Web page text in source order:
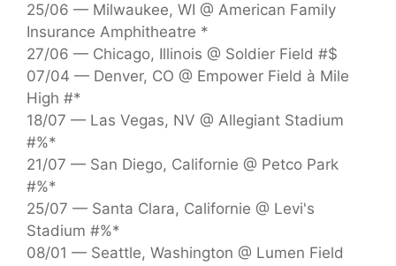
25/06 — Milwaukee, WI @ American Family
Insurance Amphitheatre *
27/06 — Chicago, Illinois @ Soldier Field #$
07/04 — Denver, CO @ Empower Field à Mile
High #*
18/07 — Las Vegas, NV @ Allegiant Stadium
#%*
21/07 — San Diego, Californie @ Petco Park
#%*
25/07 — Santa Clara, Californie @ Levi's
Stadium #%*
08/01 — Seattle, Washington @ Lumen Field